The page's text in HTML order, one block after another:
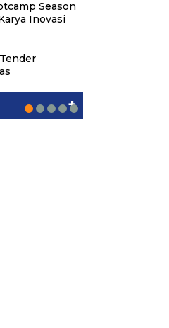
Season
Inovasi
+
Blok
di Era
PKS
dalam